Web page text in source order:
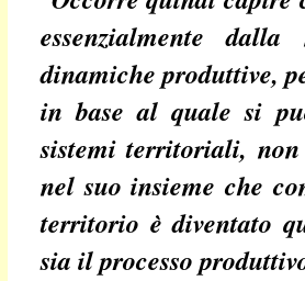
essenzialmente
dinamiche produttive,
in base al quale si
sistemi territoriali,
nel suo insieme che
territorio è diventato
sia il processo